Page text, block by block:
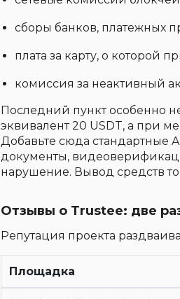
сборы банков, платежных
плата за карту, о которой
комиссия за неактивный
Последний пункт особенно
эквивалент 20 USDT, а при
Добавьте сюда стандартные
документы,
нарушение. Вывод средств
Отзывы о Trustee: две
Репутация проекта
Площадка